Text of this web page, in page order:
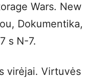
Wars. New
Dokumentika,
s N-7.
virėjai. Virtuvės